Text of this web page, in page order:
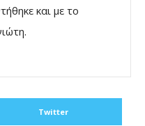
και με το
Twitter